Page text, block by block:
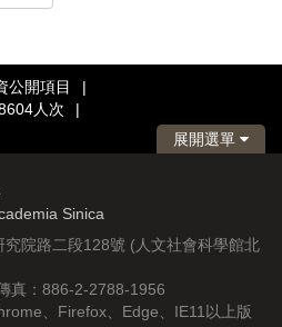
公開項目
|
人次
|
展開選單
Sinica
院路二段128號 (人文社會科學館北
：886-2-2788-1956
、Firefox、Edge、IE11以上版